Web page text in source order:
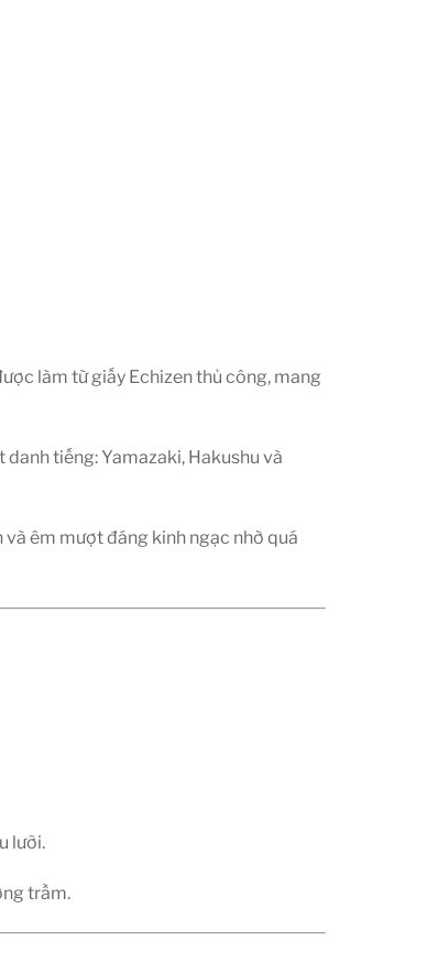
làm từ giấy Echizen thủ công, mang
tiếng: Yamazaki, Hakushu và
êm mượt đáng kinh ngạc nhờ quá
lưỡi.
trầm.